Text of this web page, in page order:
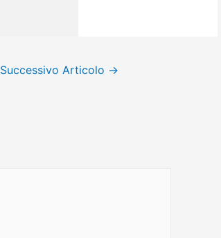
Successivo Articolo →